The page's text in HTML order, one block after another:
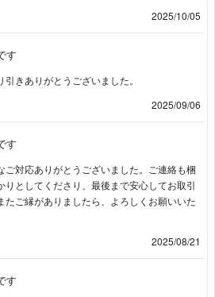
2025/10/05
す
きありがとうございました。
2025/09/06
す
ご対応ありがとうございました。ご連絡も梱
りとしてくださり、最後まで安心してお取引
たご縁がありましたら、よろしくお願いいた
2025/08/21
す